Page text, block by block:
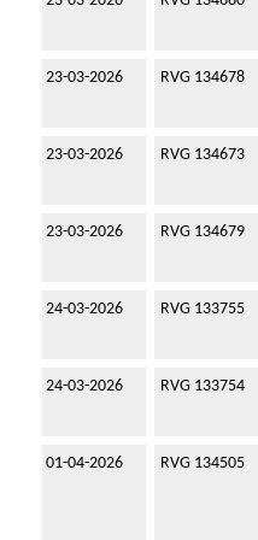
23-03-2026 RVG 134678
23-03-2026 RVG 134673
23-03-2026 RVG 134679
24-03-2026 RVG 133755
24-03-2026 RVG 133754
01-04-2026 RVG 134505